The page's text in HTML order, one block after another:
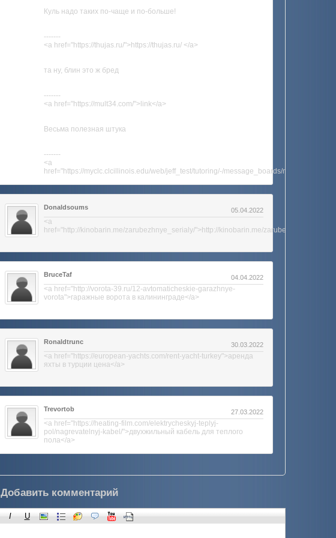
Куль надо таких по-чаще и по-больше!
-------
<a href="https://thujas.ru/">https://thujas.ru/ </a>
та ну, блин это ж бред
-------
<a href="https://mult34.com/">link</a>
Весьма полезная штука
-------
<a
href="https://myclc.clcillinois.edu/web/jeff_test/tutoring/-/message_boards/message/
Donaldsoums 05.04.2022
<a
href="http://kinobarin.me/zarubezhnye_serialy/">http://kinobarin.me/zarubezhnye_serialy/
BruceTaf 04.04.2022
<a href="http://vorota-39.ru/12-avtomaticheskie-garazhnye-
vorota">гаражные ворота в калининграде</a>
Ronaldtrunc 30.03.2022
<a href="https://european-yachts.com/rent-yacht-turkey">аренда
яхты в турции цена</a>
Trevortob 27.03.2022
<a href="https://heating-film.com/elektrycheskyj-teplyj-
pol/nagrevatelnyj-kabel/">двухжильный кабель для теплого
пола</a>
Добавить комментарий
I U